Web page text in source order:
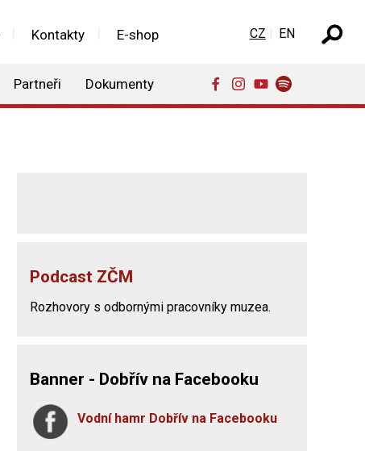
Kontakty E-shop
Partneři Dokumenty
Zvolte jazyk
CZ EN
Podcast ZČM
Rozhovory s odbornými pracovníky muzea.
Banner - Dobřív na Facebooku
Vodní hamr Dobřív na Facebooku